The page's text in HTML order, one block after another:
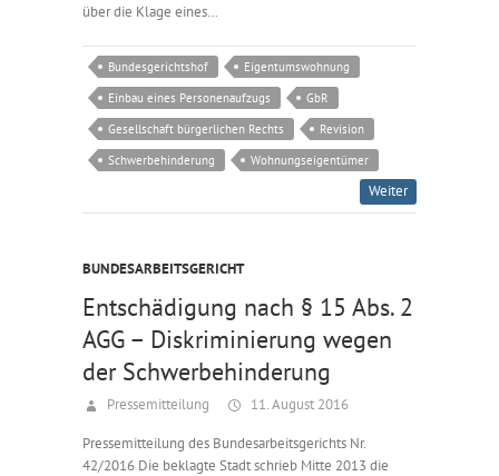
über die Klage eines…
Bundesgerichtshof
Eigentumswohnung
Einbau eines Personenaufzugs
GbR
Gesellschaft bürgerlichen Rechts
Revision
Schwerbehinderung
Wohnungseigentümer
Weiter
BUNDESARBEITSGERICHT
Entschädigung nach § 15 Abs. 2
AGG – Diskriminierung wegen
der Schwerbehinderung
Pressemitteilung 11. August 2016
Pressemitteilung des Bundesarbeitsgerichts Nr.
42/2016 Die beklagte Stadt schrieb Mitte 2013 die